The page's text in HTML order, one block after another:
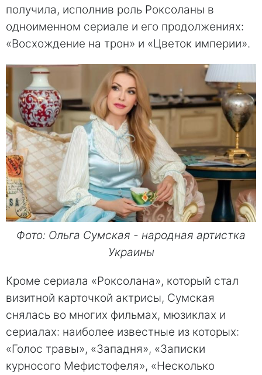
получила, исполнив роль Роксоланы в
одноименном сериале и его продолжениях:
«Восхождение на трон» и «Цветок империи».
Фото: Ольга Сумская - народная артистка
Украины
Кроме сериала «Роксолана», который стал
визитной карточкой актрисы, Сумская
снялась во многих фильмах, мюзиклах и
сериалах: наиболее известные из которых:
«Голос травы», «Западня», «Записки
курносого Мефистофеля», «Несколько